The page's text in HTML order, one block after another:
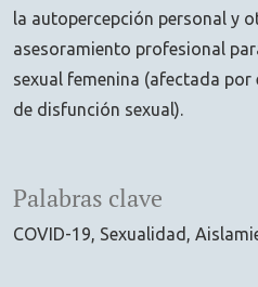
Palabras clave
COVID-19 Sexualidad
la autopercepción personal y
asesoramiento profesional
sexual femenina (afectada por
de disfunción sexual).